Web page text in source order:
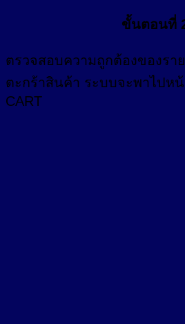
ขั้นตอนที่
ตรวจสอบความถูกต้องของรา
ตะกร้าสินค้า ระบบจะพาไปหน้
CART